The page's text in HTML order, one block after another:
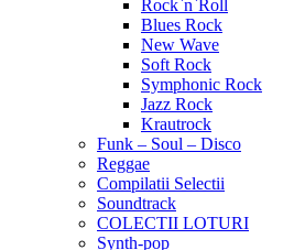
Rock`n`Roll
Blues Rock
New Wave
Soft Rock
Symphonic Rock
Jazz Rock
Krautrock
Funk – Soul – Disco
Reggae
Compilatii Selectii
Soundtrack
COLECTII LOTURI
Synth-pop